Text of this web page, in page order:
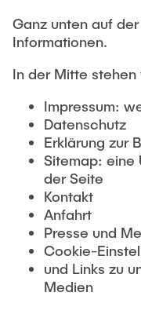
Ganz unten auf
Informationen.
In der Mitte stehen
Impressum:
Datenschutz
Erklärung zur
Sitemap: eine
der Seite
Kontakt
Anfahrt
Presse und
Cookie-
und Links zu
Medien